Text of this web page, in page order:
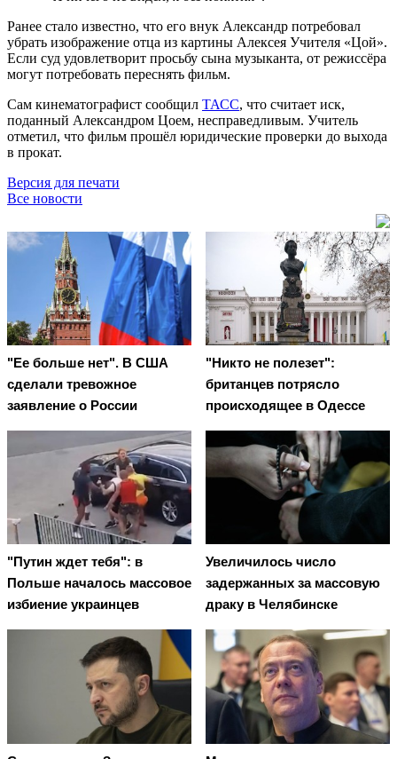
Ранее стало известно, что его внук Александр потребовал
убрать изображение отца из картины Алексея Учителя «Цой».
Если суд удовлетворит просьбу сына музыканта, от режиссёра
могут потребовать переснять фильм.
Сам кинематографист сообщил ТАСС, что считает иск,
поданный Александром Цоем, несправедливым. Учитель
отметил, что фильм прошёл юридические проверки до выхода
в прокат.
Версия для печати
Все новости
"Ее больше нет". В США
сделали тревожное
заявление о России
"Никто не полезет":
британцев потрясло
происходящее в Одессе
"Путин ждет тебя": в
Польше началось массовое
избиение украинцев
Увеличилось число
задержанных за массовую
драку в Челябинске